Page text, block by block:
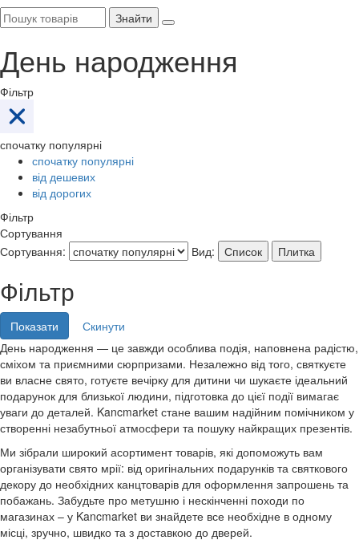
Знайти
День народження
Фільтр
спочатку популярні
спочатку популярні
від дешевих
від дорогих
Фільтр
Сортування
Сортування:
Вид: Список Плитка
Фільтр
День народження — це завжди особлива подія, наповнена радістю,
сміхом та приємними сюрпризами. Незалежно від того, святкуєте
ви власне свято, готуєте вечірку для дитини чи шукаєте ідеальний
подарунок для близької людини, підготовка до цієї події вимагає
уваги до деталей. Kancmarket стане вашим надійним помічником у
створенні незабутньої атмосфери та пошуку найкращих презентів.
Ми зібрали широкий асортимент товарів, які допоможуть вам
організувати свято мрії: від оригінальних подарунків та святкового
декору до необхідних канцтоварів для оформлення запрошень та
побажань. Забудьте про метушню і нескінченні походи по
магазинах – у Kancmarket ви знайдете все необхідне в одному
місці, зручно, швидко та з доставкою до дверей.